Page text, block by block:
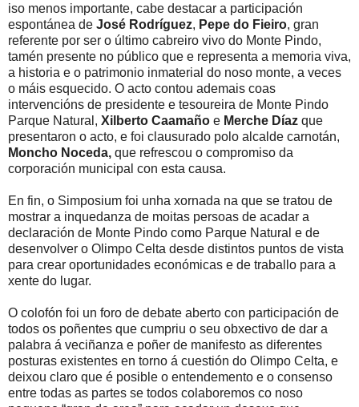
iso menos importante, cabe destacar a participación
espontánea de José Rodríguez, Pepe do Fieiro, gran
referente por ser o último cabreiro vivo do Monte Pindo,
tamén presente no público que e representa a memoria viva,
a historia e o patrimonio inmaterial do noso monte, a veces
o máis esquecido. O acto contou ademais coas
intervencións de presidente e tesoureira de Monte Pindo
Parque Natural, Xilberto Caamaño e Merche Díaz que
presentaron o acto, e foi clausurado polo alcalde carnotán,
Moncho Noceda, que refrescou o compromiso da
corporación municipal con esta causa.
En fin, o Simposium foi unha xornada na que se tratou de
mostrar a inquedanza de moitas persoas de acadar a
declaración de Monte Pindo como Parque Natural e de
desenvolver o Olimpo Celta desde distintos puntos de vista
para crear oportunidades económicas e de traballo para a
xente do lugar.
O colofón foi un foro de debate aberto con participación de
todos os poñentes que cumpriu o seu obxectivo de dar a
palabra á veciñanza e poñer de manifesto as diferentes
posturas existentes en torno á cuestión do Olimpo Celta, e
deixou claro que é posible o entendemento e o consenso
entre todas as partes se todos colaboremos co noso